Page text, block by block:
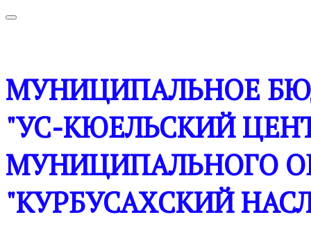
МУНИЦИПАЛЬНОЕ
"УС-КЮЕЛЬСКИЙ
МУНИЦИПАЛЬНОГО
"КУРБУСАХСКИЙ